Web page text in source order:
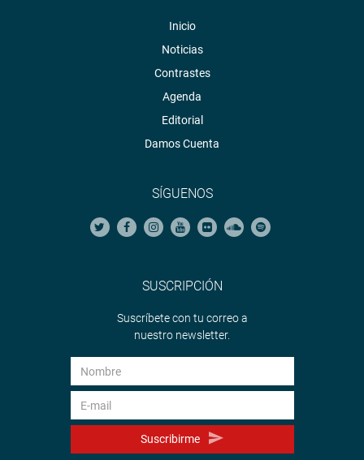
Inicio
Noticias
Contrastes
Agenda
Editorial
Damos Cuenta
SÍGUENOS
SUSCRIPCIÓN
Suscríbete con tu correo a
nuestro newsletter.
Suscribirme